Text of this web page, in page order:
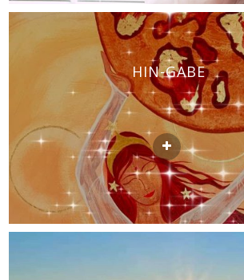
HIN-GABE